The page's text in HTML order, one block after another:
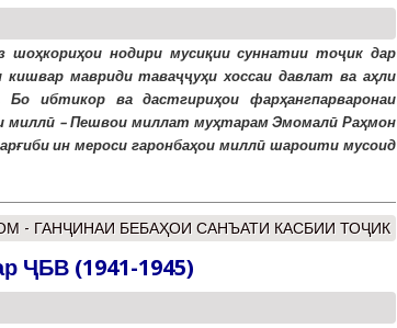
шоҳкориҳои нодири мусиқии суннатии тоҷик дар
кишвар мавриди таваҷҷуҳи хоссаи давлат ва аҳли
ибтикор ва дастгириҳои фарҳангпарваронаи
миллӣ – Пешвои миллат муҳтарам Эмомалӣ Раҳмон
ин мероси гаронбаҳои миллӣ шароити мусоид
- ГАНҶИНАИ БЕБАҲОИ САНЪАТИ КАСБИИ ТОҶИК
ҶБВ (1941-1945)